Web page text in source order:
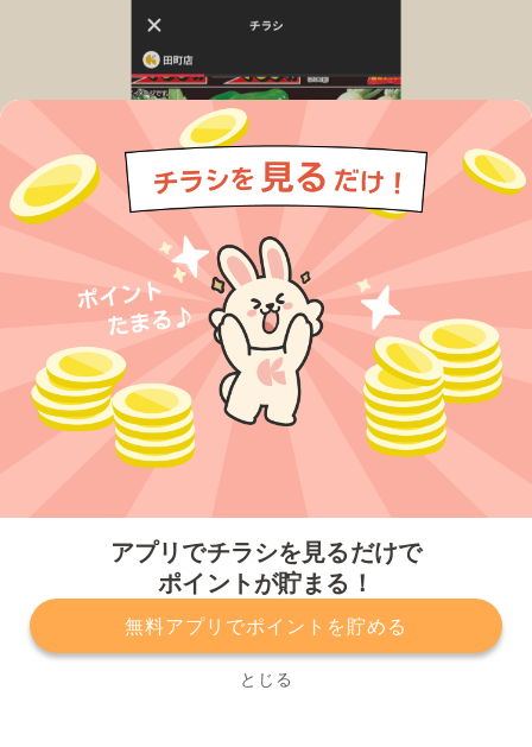
アプリでチラシを見るだけで
ポイントが貯まる！
無料アプリでポイントを貯める
とじる
プライバシーポリシー 利用規約
運営会社
サービスに関してのお問い合わせ